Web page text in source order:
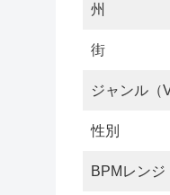
州
街
ジャンル（
性別
BPMレンジ